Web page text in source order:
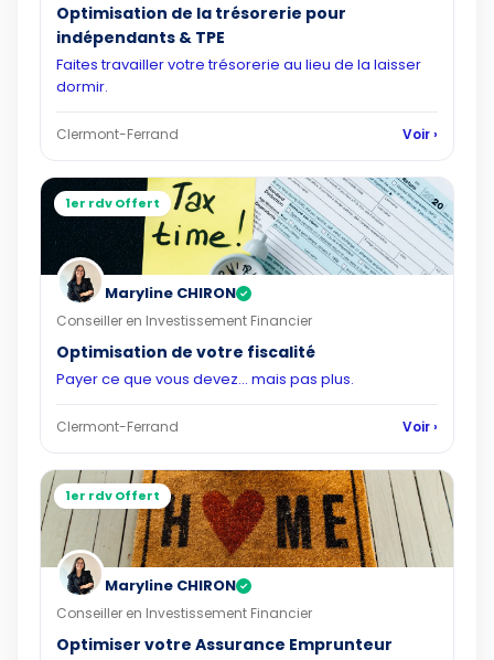
Optimisation de la trésorerie pour
indépendants & TPE
Faites travailler votre trésorerie au lieu de la laisser
dormir.
Clermont-Ferrand Voir ›
1er rdv Offert
Maryline CHIRON ✓
Conseiller en Investissement Financier
Optimisation de votre fiscalité
Payer ce que vous devez... mais pas plus.
Clermont-Ferrand Voir ›
1er rdv Offert
Maryline CHIRON ✓
Conseiller en Investissement Financier
Optimiser votre Assurance Emprunteur